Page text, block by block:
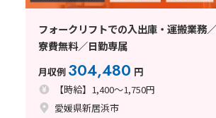
フォークリフトでの入出庫・運搬業務
寮費無料／日勤専属
月収例 304,480 円
【時給】1,400～1,750円
愛媛県新居浜市